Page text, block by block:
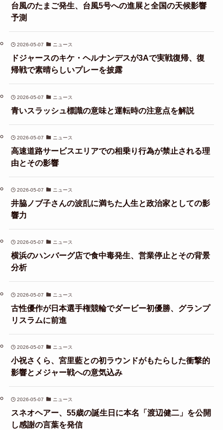
台風のたまご発生、台風5号への進展と全国の天候影響
予測
2026-05-07 ニュース
ドジャースのキケ・ヘルナンデスが3Aで実戦復帰、復
帰戦で素晴らしいプレーを披露
2026-05-07 ニュース
青いスラッシュ標識の意味と運転時の注意点を解説
2026-05-07 ニュース
高速道路サービスエリアでの相乗り行為が禁止される理
由とその影響
2026-05-07 ニュース
井脇ノブ子さんの波乱に満ちた人生と政治家としての影
響力
2026-05-07 ニュース
横浜のハンバーグ店で食中毒発生、営業停止とその背景
分析
2026-05-07 ニュース
古性優作が日本選手権競輪でダービー初優勝、グランプ
リスラムに前進
2026-05-07 ニュース
小祝さくら、宮里藍との初ラウンドがもたらした衝撃的
影響とメジャー戦への意気込み
2026-05-07 ニュース
スネオヘアー、55歳の誕生日に本名「渡辺健二」を公開
し感謝の言葉を発信